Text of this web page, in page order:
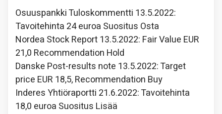
Osuuspankki Tuloskommentti 13.5.2022:
Tavoitehinta 24 euroa Suositus Osta
Nordea Stock Report 13.5.2022: Fair Value EUR
21,0 Recommendation Hold
Danske Post-results note 13.5.2022: Target
price EUR 18,5, Recommendation Buy
Inderes Yhtiöraportti 21.6.2022: Tavoitehinta
18,0 euroa Suositus Lisää